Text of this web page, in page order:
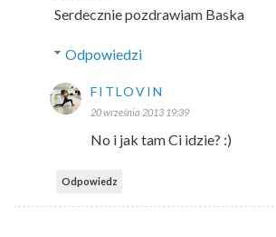
Serdecznie pozdrawiam Baska
Odpowiedzi
FITLOVIN
20 września 2013 19:39
No i jak tam Ci idzie? :)
Odpowiedz